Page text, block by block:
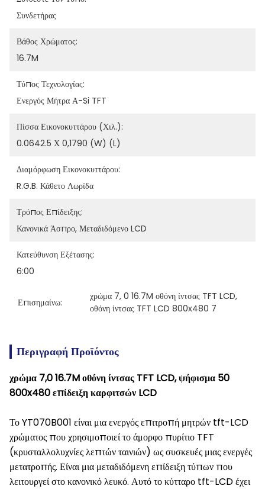
Συνδετήρας
Βάθος Χρώματος:
16.7M
Τύπος Τεχνολογίας:
Ενεργός Μήτρα Α-Si TFT
Πίσσα Εικονοκυττάρου (χιλ.):
0.0642.5 Χ 0,1790 (W) (L)
Διαμόρφωση Εικονοκυττάρου:
R.G.B. Κάθετο Λωρίδα
Τρόπος Επίδειξης:
Κανονικά Άσπρο, Μεταδιδόμενο LCD
Κατεύθυνση Εξέτασης:
6:00
Επισημαίνω:
χρώμα 7, 0 16.7M οθόνη ίντσας TFT LCD,
οθόνη ίντσας TFT LCD 800x480 7
Περιγραφή Προϊόντος
χρώμα 7,0 16.7M οθόνη ίντσας TFT LCD, ψήφισμα 50
800x480 επίδειξη καρφιτσών LCD
Το YT070B001 είναι μια ενεργός επιτροπή μητρών tft-LCD
χρώματος που χρησιμοποιεί το άμορφο πυρίτιο TFT
(κρυσταλλολυχνίες λεπτών ταινιών) ως συσκευές μιας ενεργές
μετατροπής. Είναι μια μεταδιδόμενη επίδειξη τύπων που
λειτουργεί στο κανονικό λευκό. Αυτό το κύτταρο tft-LCD έχει